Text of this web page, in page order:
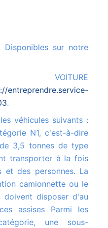
entreprendre.service-
.
N1, c'est-à-dire
3,5 tonnes de type
transporter à la fois
et des personnes. La
camionnette ou le
disposer d'au
assises Parmi les
une sous-